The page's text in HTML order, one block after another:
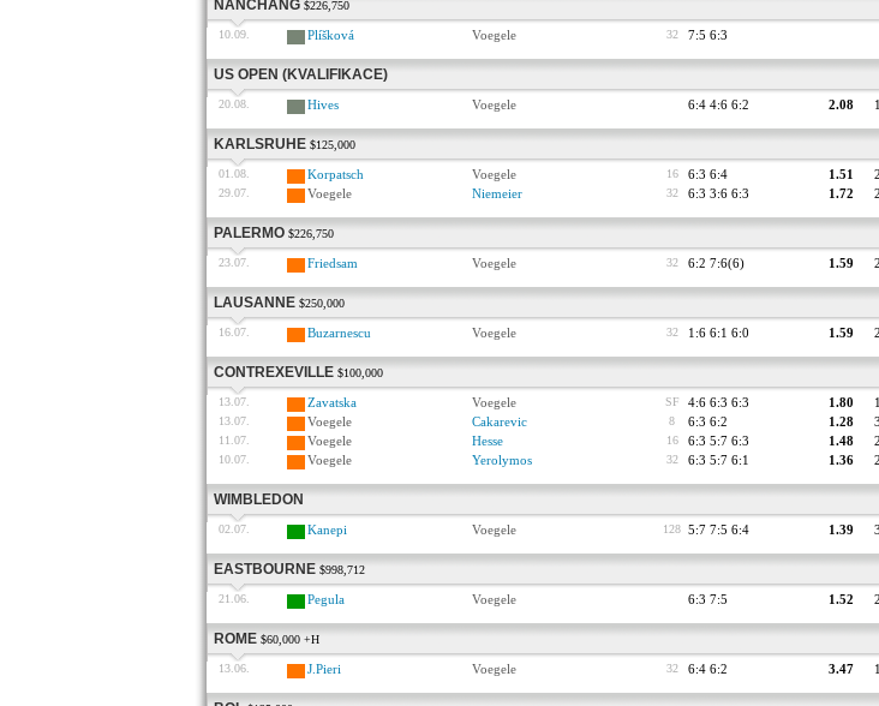
NANCHANG $226,750
10.09. Plíšková Voegele 32 7:5 6:3
US OPEN (KVALIFIKACE)
20.08. Hives Voegele 6:4 4:6 6:2 2.08
KARLSRUHE $125,000
01.08. Korpatsch Voegele 16 6:3 6:4 1.51
29.07. Voegele Niemeier 32 6:3 3:6 6:3 1.72
PALERMO $226,750
23.07. Friedsam Voegele 32 6:2 7:6(6) 1.59
LAUSANNE $250,000
16.07. Buzarnescu Voegele 32 1:6 6:1 6:0 1.59
CONTREXEVILLE $100,000
13.07. Zavatska Voegele SF 4:6 6:3 6:3 1.80
13.07. Voegele Cakarevic 8 6:3 6:2 1.28
11.07. Voegele Hesse 16 6:3 5:7 6:3 1.48
10.07. Voegele Yerolymos 32 6:3 5:7 6:1 1.36
WIMBLEDON
02.07. Kanepi Voegele 128 5:7 7:5 6:4 1.39
EASTBOURNE $998,712
21.06. Pegula Voegele 6:3 7:5 1.52
ROME $60,000 +H
13.06. J.Pieri Voegele 32 6:4 6:2 3.47